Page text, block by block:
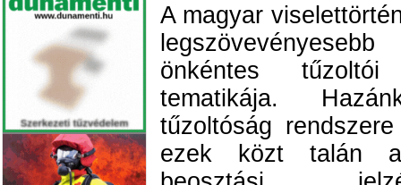
A magyar
önkéntes
tematikája.
tűzoltóság
ezek közt talán a